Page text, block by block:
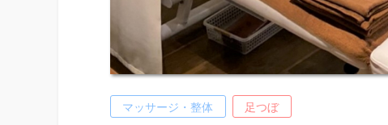
マッサージ・整体 足つぼ